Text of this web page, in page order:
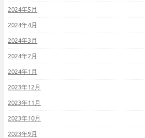
2024年5月
2024年4月
2024年3月
2024年2月
2024年1月
2023年12月
2023年11月
2023年10月
2023年9月